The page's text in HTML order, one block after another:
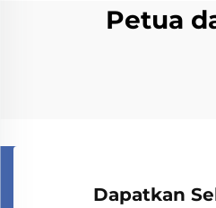
Petua
Dapatkan